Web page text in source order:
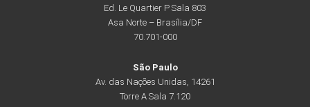
Ed. Le Quartier P Sala 803
Asa Norte – Brasília/DF
70.701-000
São Paulo
Av. das Nações Unidas, 14261
Torre A Sala 7.120